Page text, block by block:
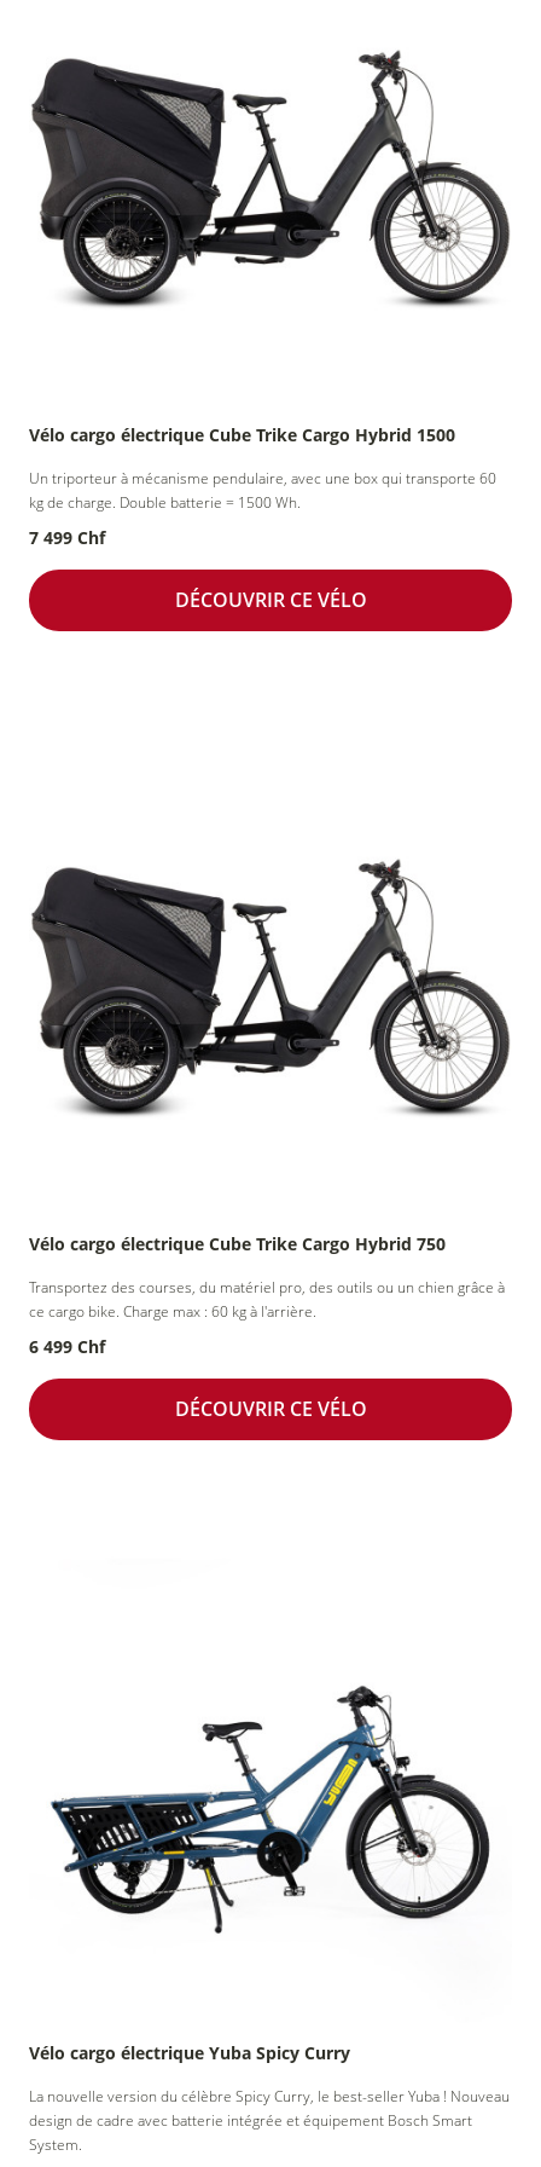
Vélo cargo électrique Cube Trike Cargo Hybrid 1500
Un triporteur à mécanisme pendulaire, avec une box qui transporte 60
kg de charge. Double batterie = 1500 Wh.
7 499 Chf
DÉCOUVRIR CE VÉLO
Vélo cargo électrique Cube Trike Cargo Hybrid 750
Transportez des courses, du matériel pro, des outils ou un chien grâce à
ce cargo bike. Charge max : 60 kg à l'arrière.
6 499 Chf
DÉCOUVRIR CE VÉLO
Vélo cargo électrique Yuba Spicy Curry
La nouvelle version du célèbre Spicy Curry, le best-seller Yuba ! Nouveau
design de cadre avec batterie intégrée et équipement Bosch Smart
System.